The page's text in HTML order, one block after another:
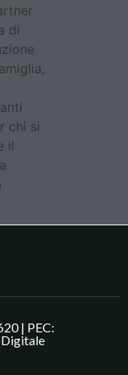
di
chi si
il
| PEC: